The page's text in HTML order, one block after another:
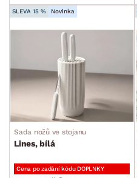
SLEVA 15 % Novinka
Sada nožů ve stojanu
Lines, bílá
Cena po zadání kódu DOPLNKY